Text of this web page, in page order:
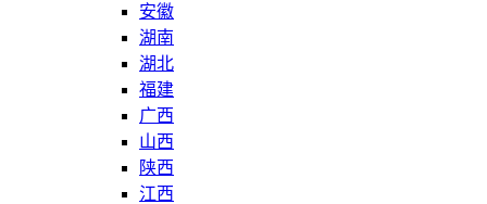
安徽
湖南
湖北
福建
广西
山西
陕西
江西